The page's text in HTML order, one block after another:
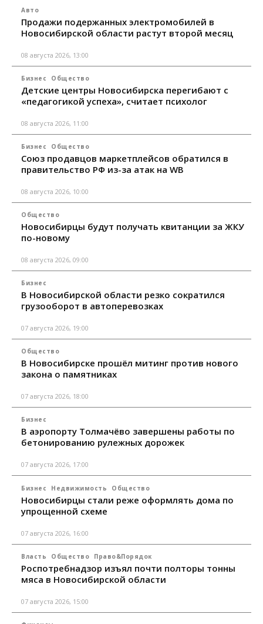
Авто
Продажи подержанных электромобилей в
Новосибирской области растут второй месяц
08 августа 2026, 13:00
Бизнес Общество
Детские центры Новосибирска перегибают с
«педагогикой успеха», считает психолог
08 августа 2026, 11:00
Бизнес Общество
Союз продавцов маркетплейсов обратился в
правительство РФ из-за атак на WB
08 августа 2026, 10:00
Общество
Новосибирцы будут получать квитанции за ЖКУ
по-новому
08 августа 2026, 09:00
Бизнес
В Новосибирской области резко сократился
грузооборот в автоперевозках
07 августа 2026, 19:00
Общество
В Новосибирске прошёл митинг против нового
закона о памятниках
07 августа 2026, 18:00
Бизнес
В аэропорту Толмачёво завершены работы по
бетонированию рулежных дорожек
07 августа 2026, 17:00
Бизнес Недвижимость Общество
Новосибирцы стали реже оформлять дома по
упрощенной схеме
07 августа 2026, 16:00
Власть Общество Право&Порядок
Роспотребнадзор изъял почти полторы тонны
мяса в Новосибирской области
07 августа 2026, 15:00